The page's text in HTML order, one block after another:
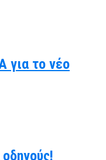
για το νέο